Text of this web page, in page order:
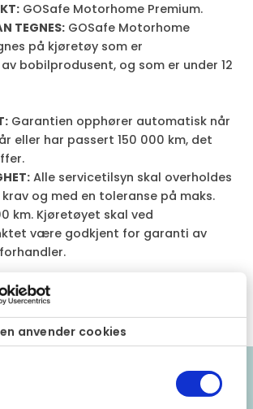
anvender cookies
GOSafe Motorhome Premium.
TEGNES: GOSafe Motorhome
på kjøretøy som er
bobilprodusent, og som er under 12
Garantien opphører automatisk når
eller har passert 150 000 km, det
Alle servicetilsyn skal overholdes
og med en toleranse på maks.
km. Kjøretøyet skal ved
være godkjent for garanti av
Last ned vilkår
kjøretøymodeller